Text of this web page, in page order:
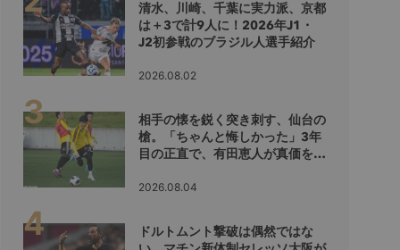
清水、川崎、千葉に実力派、京都
は＋3で計9人に！2026年J1・
J2初参戦のブラジル人選手紹介
2026.08.02
相手の懐を鋭く突き刺す、仙台の
槍。「ちゃんと悔しかった」3年
目の正直で、有田恵人が真価を示
2026.08.04
ドルトムント撃破は偶然ではな